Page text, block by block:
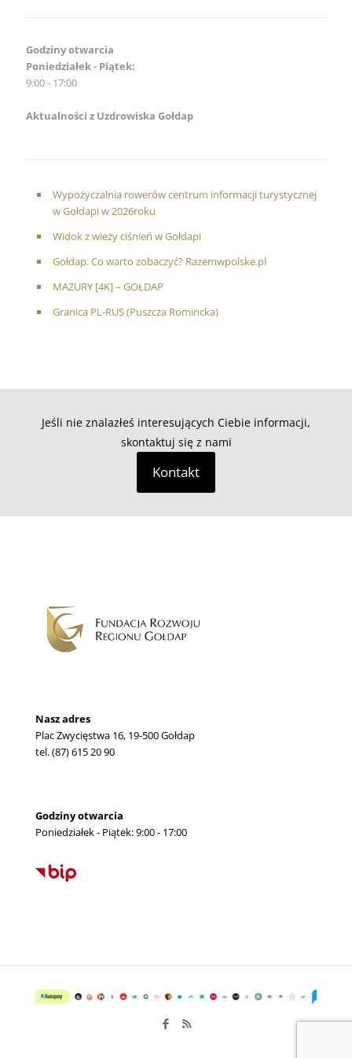
Godziny otwarcia
Poniedziałek - Piątek:
9:00 - 17:00
Aktualności z Uzdrowiska Gołdap
Wypożyczalnia rowerów centrum informacji turystycznej
w Gołdapi w 2026roku
Widok z wieży ciśnień w Gołdapi
Gołdap. Co warto zobaczyć? Razemwpolske.pl
MAZURY [4K] – GOŁDAP
Granica PL-RUS (Puszcza Romincka)
Jeśli nie znalazłeś interesujących Ciebie informacji,
skontaktuj się z nami
Kontakt
Nasz adres
Plac Zwycięstwa 16, 19-500 Gołdap
tel. (87) 615 20 90
Godziny otwarcia
Poniedziałek - Piątek: 9:00 - 17:00